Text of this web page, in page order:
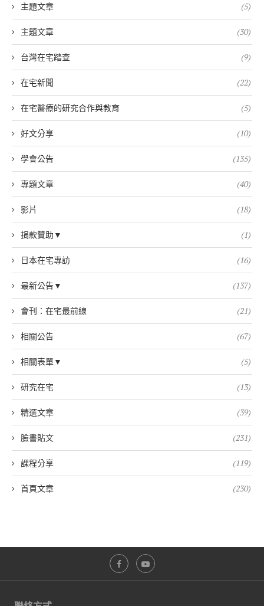
主題文章 (5)
主題文章 (30)
台灣在宅踏查 (9)
在宅新聞 (22)
在宅醫療的研究合作與教育 (5)
好文分享 (10)
學會公告 (135)
專題文章 (40)
影片 (18)
捐款贊助▼ (1)
日本在宅專訪 (16)
最新公告▼ (137)
會刊：在宅最前線 (21)
相關公告 (67)
相關表單▼ (5)
研究在宅 (13)
精選文章 (39)
臉書貼文 (231)
課程分享 (119)
首頁文章 (230)